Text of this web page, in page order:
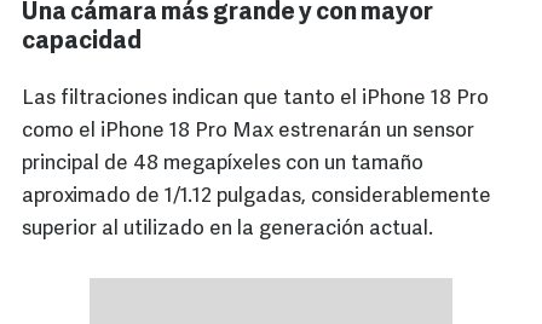
Una cámara más grande y con mayor
capacidad
Las filtraciones indican que tanto el iPhone 18 Pro
como el iPhone 18 Pro Max estrenarán un sensor
principal de 48 megapíxeles con un tamaño
aproximado de 1/1.12 pulgadas, considerablemente
superior al utilizado en la generación actual.